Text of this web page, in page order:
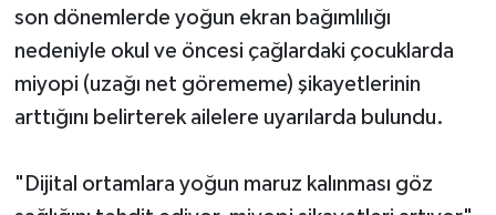
son dönemlerde yoğun ekran bağımlılığı
nedeniyle okul ve öncesi çağlardaki çocuklarda
miyopi (uzağı net görememe) şikayetlerinin
arttığını belirterek ailelere uyarılarda bulundu.
"Dijital ortamlara yoğun maruz kalınması göz